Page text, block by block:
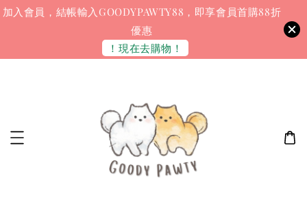
加入會員，結帳輸入GOODYPAWTY88，即享會員首購88折
優惠
！現在去購物！